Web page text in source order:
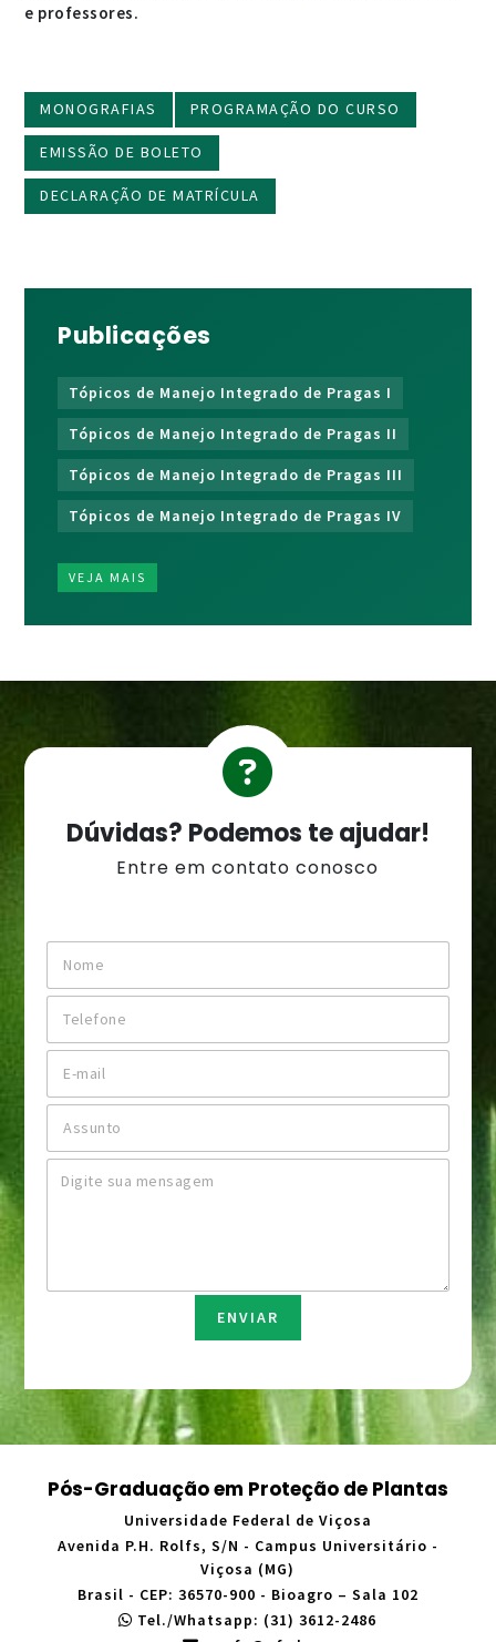
e professores.
MONOGRAFIAS PROGRAMAÇÃO DO CURSO
EMISSÃO DE BOLETO
DECLARAÇÃO DE MATRÍCULA
Publicações
Tópicos de Manejo Integrado de Pragas I
Tópicos de Manejo Integrado de Pragas II
Tópicos de Manejo Integrado de Pragas III
Tópicos de Manejo Integrado de Pragas IV
VEJA MAIS
Dúvidas? Podemos te ajudar!
Entre em contato conosco
N
m
T
l
o
e
E
m
l
A
s
M
e
ENVIAR
Pós-Graduação em Proteção de Plantas
Universidade Federal de Viçosa
Avenida P.H. Rolfs, S/N - Campus Universitário -
Viçosa (MG)
Brasil - CEP: 36570-900 - Bioagro – Sala 102
Tel./Whatsapp: (31) 3612-2486